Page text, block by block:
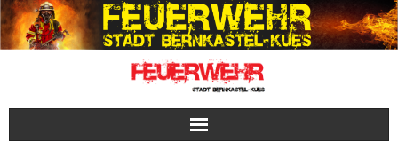
Skip
to
content